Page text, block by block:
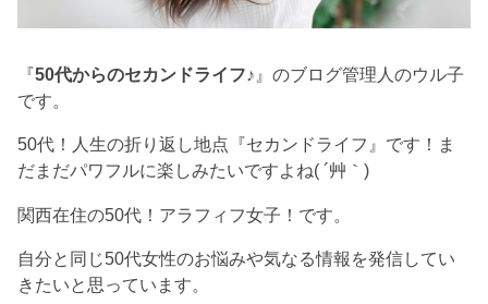
『50代からのセカンドライフ♪ 』のブログ管理人のウル子
です。
50代！人生の折り返し地点『セカンドライフ』です！ま
だまだパワフルに楽しみたいですよね( ´艸｀)
関西在住の50代！アラフィフ女子！です。
自分と同じ50代女性のお悩みや気なる情報を発信してい
きたいと思っています。